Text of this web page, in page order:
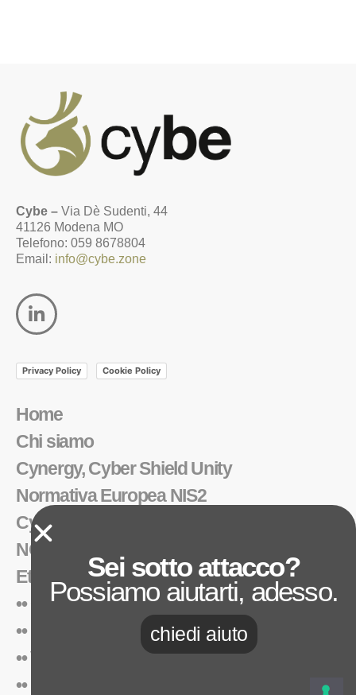
Cybe – Via Dè Sudenti, 44
41126 Modena MO
Telefono: 059 8678804
Email: info@cybe.zone
Privacy Policy Cookie Policy
Home
Chi siamo
Cynergy, Cyber Shield Unity
Normativa Europea NIS2
Cyber Threat Intelligence
NOX
Ethical Hacking
•• Cybe Suite
•• Foresight™
•• Vulnerability Assessment
•• Penetration Test
Sei sotto attacco?
Possiamo aiutarti, adesso.
chiedi aiuto